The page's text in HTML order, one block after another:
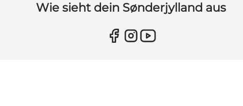
Wie sieht dein Sønderjylland aus